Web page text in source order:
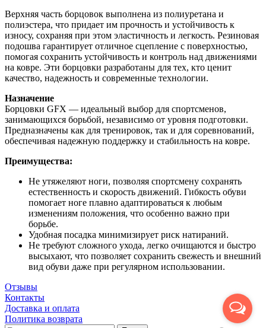
Верхняя часть борцовок выполнена из полиуретана и
полиэстера, что придает им прочность и устойчивость к
износу, сохраняя при этом эластичность и легкость. Резиновая
подошва гарантирует отличное сцепление с поверхностью,
помогая сохранить устойчивость и контроль над движениями
на ковре. Эти борцовки разработаны для тех, кто ценит
качество, надежность и современные технологии.
Назначение
Борцовки GFX — идеальный выбор для спортсменов,
занимающихся борьбой, независимо от уровня подготовки.
Предназначены как для тренировок, так и для соревнований,
обеспечивая надежную поддержку и стабильность на ковре.
Преимущества:
Не утяжеляют ноги, позволяя спортсмену сохранять
естественность и скорость движений. Гибкость обуви
помогает ноге плавно адаптироваться к любым
изменениям положения, что особенно важно при
борьбе.
Удобная посадка минимизирует риск натираний.
Не требуют сложного ухода, легко очищаются и быстро
высыхают, что позволяет сохранить свежесть и внешний
вид обуви даже при регулярном использовании.
Отзывы
Контакты
Доставка и оплата
Политика возврата